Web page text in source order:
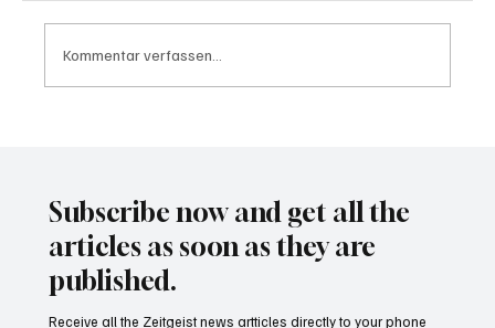
Kommentar verfassen...
Subscribe now and get all the
articles as soon as they are
published.
Receive all the Zeitgeist news artticles directly to your phone